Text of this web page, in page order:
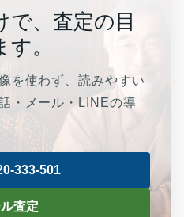
で、査定の目
。
を使わず、読みやすい
・メール・LINEの導
333-501
査定